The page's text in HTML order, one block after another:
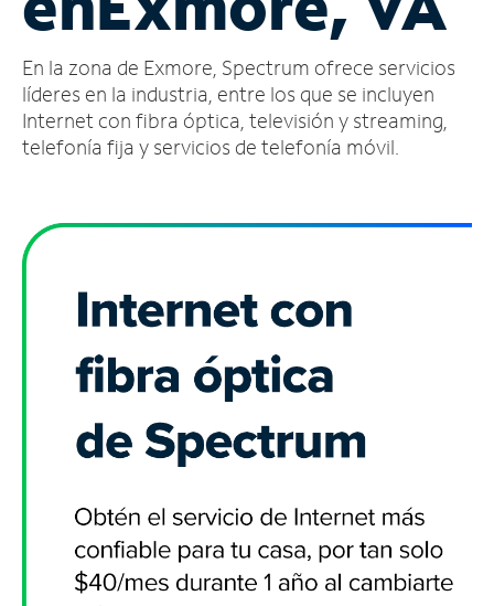
cuenta
Encuentra
una
tienda
En la zona de Exmore, Spectrum ofrece servicios
líderes en la industria, entre los que se incluyen
Internet con fibra óptica, televisión y streaming,
telefonía fija y servicios de telefonía móvil.